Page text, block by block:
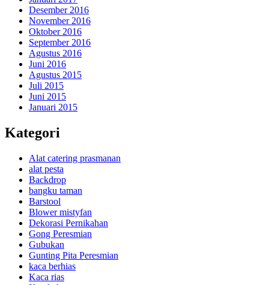
Desember 2016
November 2016
Oktober 2016
September 2016
Agustus 2016
Juni 2016
Agustus 2015
Juli 2015
Juni 2015
Januari 2015
Kategori
Alat catering prasmanan
alat pesta
Backdrop
bangku taman
Barstool
Blower mistyfan
Dekorasi Pernikahan
Gong Peresmian
Gubukan
Gunting Pita Peresmian
kaca berhias
Kaca rias